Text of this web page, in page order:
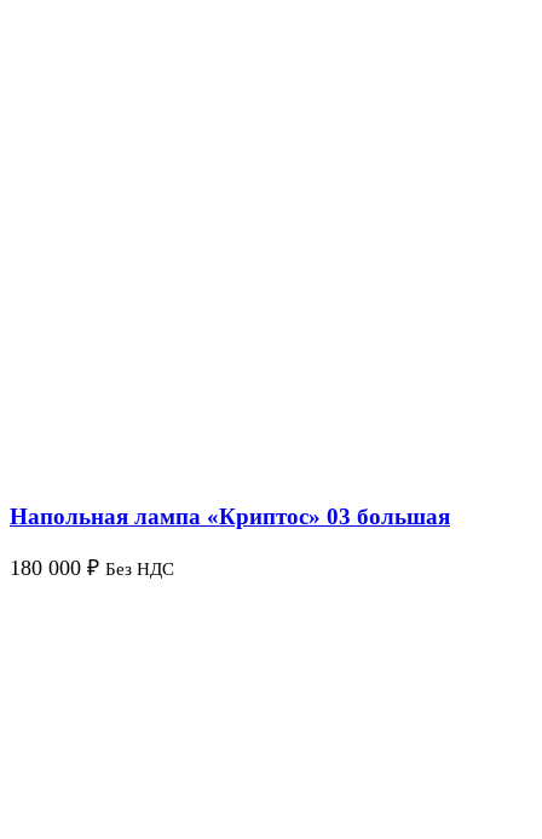
Напольная лампа «Криптос» 03 большая
180 000 ₽ Без НДС